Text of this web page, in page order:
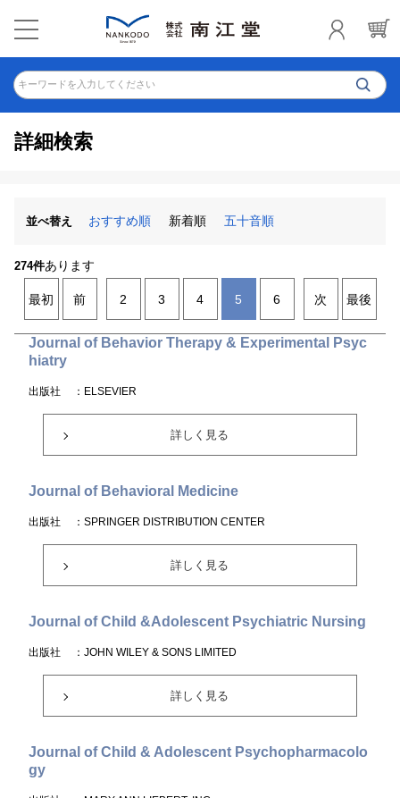
キーワードを入力してください
詳細検索
並べ替え おすすめ順 新着順 五十音順
274件あります
最初 前 2 3 4 5 6 次 最後
Journal of Behavior Therapy & Experimental Psyc
hiatry
出版社 ：ELSEVIER
詳しく見る
Journal of Behavioral Medicine
出版社 ：SPRINGER DISTRIBUTION CENTER
詳しく見る
Journal of Child &Adolescent Psychiatric Nursing
出版社 ：JOHN WILEY & SONS LIMITED
詳しく見る
Journal of Child & Adolescent Psychopharmacolo
gy